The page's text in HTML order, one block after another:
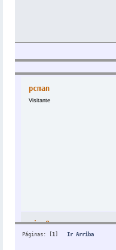
pcman
Visitante
cisc0
Visitante
Páginas: [1] Ir Arriba